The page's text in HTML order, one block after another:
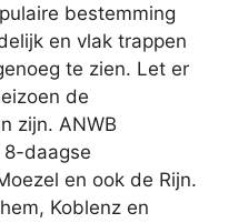
bestemming
en vlak trappen
te zien. Let er
de
zijn. ANWB
daagse
en ook de Rijn.
Koblenz en